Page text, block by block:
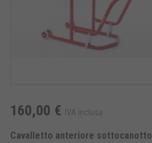
160,00 € IVA inclusa
Cavalletto anteriore sottocanotto